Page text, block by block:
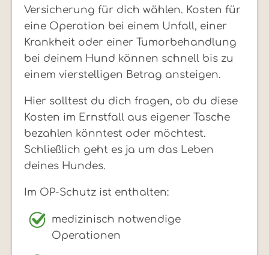
Versicherung für dich wählen. Kosten für
eine Operation bei einem Unfall, einer
Krankheit oder einer Tumorbehandlung
bei deinem Hund können schnell bis zu
einem vierstelligen Betrag ansteigen.
Hier solltest du dich fragen, ob du diese
Kosten im Ernstfall aus eigener Tasche
bezahlen könntest oder möchtest.
Schließlich geht es ja um das Leben
deines Hundes.
Im OP-Schutz ist enthalten:
medizinisch notwendige
Operationen